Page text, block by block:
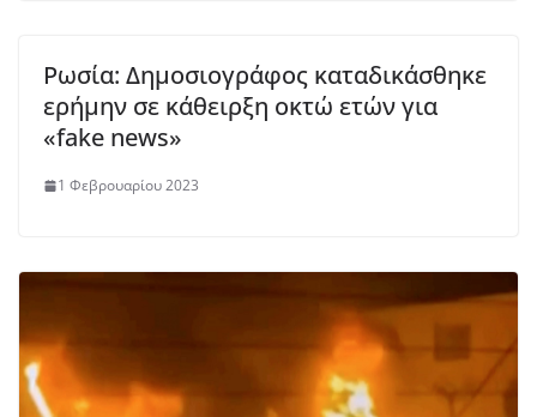
Ρωσία: Δημοσιογράφος καταδικάσθηκε
ερήμην σε κάθειρξη οκτώ ετών για
«fake news»
1 Φεβρουαρίου 2023